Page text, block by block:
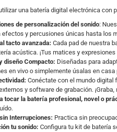
una batería digital electrónica con
de personalización del sonido:
efectos y percusiones únicas hasta los
tacto avanzada: Cada pad de nuestra
acústica. ¡Tus matices y
diseño Compacto: Diseñadas para
en vivo o simplemente úsalas en
Conéctate con el mundo digital
y software de grabación.
tocar la batería profesional, novel o
Interrupciones: Practica sin
tu sonido: Configura tu kit de batería